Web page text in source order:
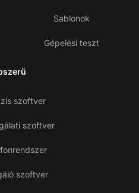
Sablonok
Gépelési teszt
szoftver
szoftver
szoftver